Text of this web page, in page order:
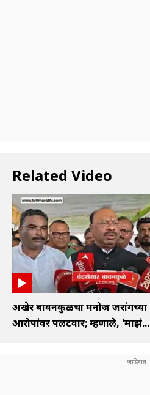
Related Video
अखेर बावनकुळेंचा मनोज जरांगेंच्या
आरोपांवर पलटवार; म्हणाले, 'माझं...